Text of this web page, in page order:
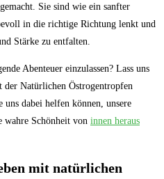
‌Sie sind wie ein sanfter
in die richtige Richtung lenkt⁤ und
Stärke ⁣zu entfalten.
Abenteuer ​einzulassen? Lass⁢ uns​
der Natürlichen Östrogentropfen
uns dabei helfen können, unsere
⁤wahre Schönheit ‌von innen heraus‌
⁢mit natürlichen